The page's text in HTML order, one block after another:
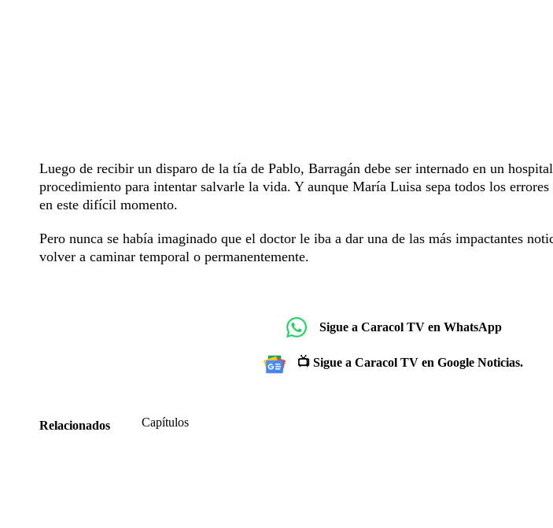
Luego de recibir un disparo de la tía de Pablo, Barragán debe ser internado en un
procedimiento para intentar salvarle la vida. Y aunque María Luisa sepa todos los
en este difícil momento.
Pero nunca se había imaginado que el doctor le iba a dar una de las más impactantes
volver a caminar temporal o permanentemente.
Sigue a Caracol TV en WhatsApp
📺 Sigue a Caracol TV en Google Noticias.
Relacionados Capítulos